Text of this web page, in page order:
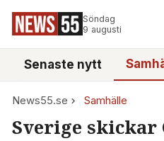
Söndag
9 augusti
Senaste nytt
News55.se Samhälle
Sverige